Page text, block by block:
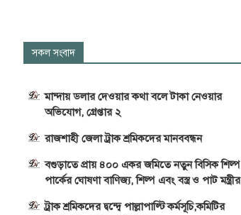
সকল সংবাদ
মান্দায় ডলার দেওয়ার কথা বলে টাকা নেওয়ার
অভিযোগ, গ্রেপ্তার ২
রাজশাহী জেলা ট্রাক শ্রমিকদের মানববন্ধন
বগুড়াতে প্রায় ৪০০ একর জমিতে নতুন বিসিক শিল্প
পার্কের ঘোষণা বাণিজ্য, শিল্প এবং বস্ত্র ও পাট মন্ত্রীর
ট্রাক শ্রমিকদের দ্বন্দ্বে পাল্লাপাল্টি কর্মসূচি,কমিটির